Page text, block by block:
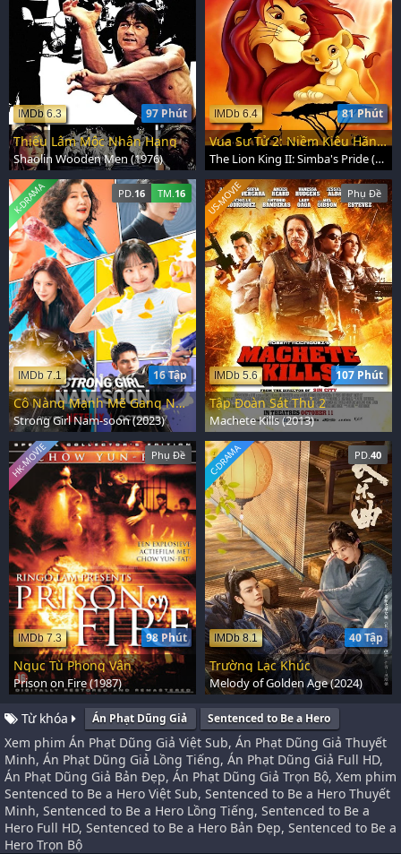
97 Phút
IMDb 6.3
Thiếu Lâm Mộc Nhân Hạng
Shaolin Wooden Men (1976)
81 Phút
IMDb 6.4
Vua Sư Tử 2: Niềm Kiêu Hãnh Của Simba
The Lion King II: Simba's Pride (1998)
PD.16 TM.16
16 Tập
IMDb 7.1
K-DRAMA
Cô Nàng Mạnh Mẽ Gang Nam Soon
Strong Girl Nam-soon (2023)
Phụ Đề
107 Phút
IMDb 5.6
US-MOVIE
Tập Đoàn Sát Thủ 2
Machete Kills (2013)
Phụ Đề
98 Phút
IMDb 7.3
HK-MOVIE
Ngục Tù Phong Vân
Prison on Fire (1987)
PD.40
40 Tập
IMDb 8.1
C-DRAMA
Trường Lạc Khúc
Melody of Golden Age (2024)
Từ khóa Án Phạt Dũng Giả Sentenced to Be a Hero
Xem phim Án Phạt Dũng Giả Việt Sub, Án Phạt Dũng Giả Thuyết
Minh, Án Phạt Dũng Giả Lồng Tiếng, Án Phạt Dũng Giả Full HD,
Án Phạt Dũng Giả Bản Đẹp, Án Phạt Dũng Giả Trọn Bộ, Xem phim
Sentenced to Be a Hero Việt Sub, Sentenced to Be a Hero Thuyết
Minh, Sentenced to Be a Hero Lồng Tiếng, Sentenced to Be a
Hero Full HD, Sentenced to Be a Hero Bản Đẹp, Sentenced to Be a
Hero Trọn Bộ